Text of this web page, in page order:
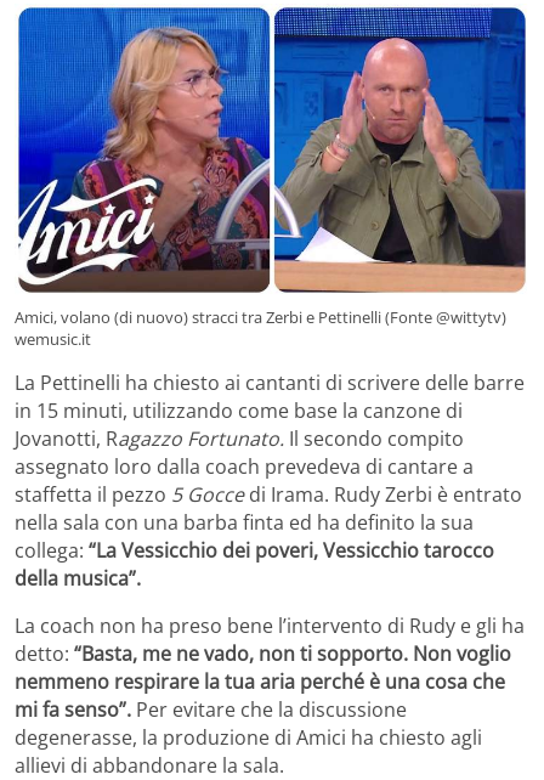
Amici, volano (di nuovo) stracci tra Zerbi e Pettinelli (Fonte @wittytv)
wemusic.it
La Pettinelli ha chiesto ai cantanti di scrivere delle barre
in 15 minuti, utilizzando come base la canzone di
Jovanotti, Ragazzo Fortunato. Il secondo compito
assegnato loro dalla coach prevedeva di cantare a
staffetta il pezzo 5 Goccedi Irama. Rudy Zerbi è entrato
nella sala con una barba finta ed ha definito la sua
collega: “La Vessicchio dei poveri, Vessicchio tarocco
della musica”.
La coach non ha preso bene l’intervento di Rudy e gli ha
detto: “Basta, me ne vado, non ti sopporto. Non voglio
nemmeno respirare la tua aria perché è una cosa che
mi fa senso”. Per evitare che la discussione
degenerasse, la produzione di Amici ha chiesto agli
allievi di abbandonare la sala.